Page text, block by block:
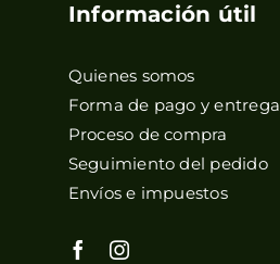
Información útil
Quienes somos
Forma de pago y entrega
Proceso de compra
Seguimiento del pedido
Envíos e impuestos